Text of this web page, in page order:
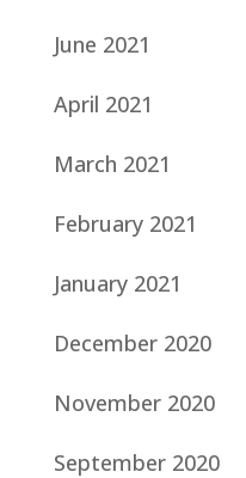
June 2021
April 2021
March 2021
February 2021
January 2021
December 2020
November 2020
September 2020